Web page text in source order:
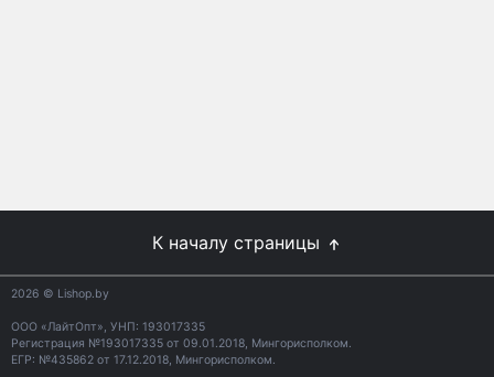
К началу страницы
2026 © Lishop.by
ООО «ЛайтОпт», УНП: 193017335
Регистрация №193017335 от 09.01.2018, Мингорисполком.
ЕГР: №435862 от 17.12.2018, Мингорисполком.